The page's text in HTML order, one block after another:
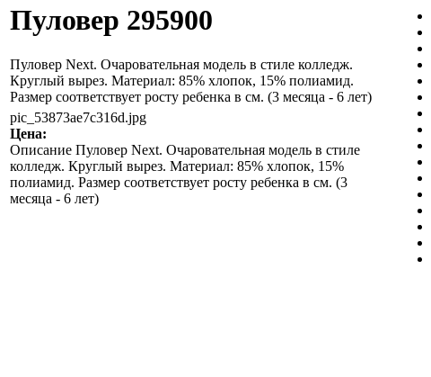
Пуловер 295900
Пуловер Next. Очаровательная модель в стиле колледж.
Круглый вырез. Материал: 85% хлопок, 15% полиамид.
Размер соответствует росту ребенка в см. (3 месяца - 6 лет)
pic_53873ae7c316d.jpg
Цена:
Описание Пуловер Next. Очаровательная модель в стиле
колледж. Круглый вырез. Материал: 85% хлопок, 15%
полиамид. Размер соответствует росту ребенка в см. (3
месяца - 6 лет)